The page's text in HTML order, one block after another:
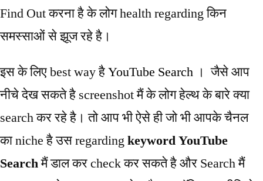
Find Out करना है के लोग health regarding किन
समस्साओं से झूज रहे है।
इस के लिए best way हैYouTube Search । जैसे आप
नीचे देख सकते है screenshot मैं के लोग हेल्थ के बारे क्या
search कर रहे है। तो आप भी ऐसे ही जो भी आपके चैनल
का niche है उस regardingkeyword YouTube
Searchमैं डाल कर check कर सकते है और Search मैं